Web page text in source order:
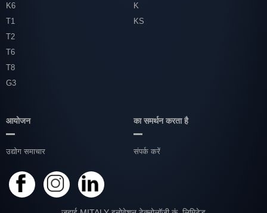
K6
T1
T2
T6
T8
G3
K
KS
आयोजन
उद्योग समाचार
का समर्थन करता है
संपर्क करें